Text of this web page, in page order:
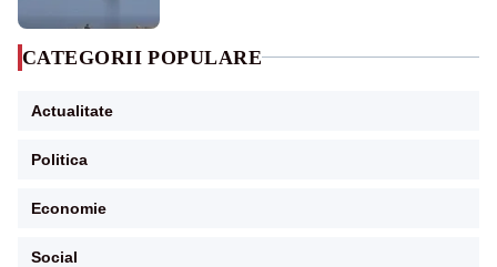
CATEGORII POPULARE
Actualitate
Politica
Economie
Social